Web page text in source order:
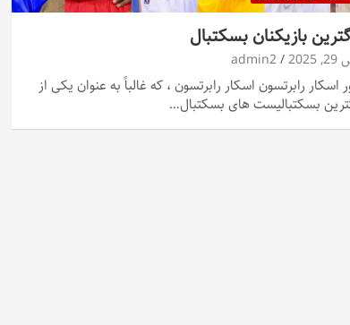
بازیکنان بسکتبال
admin2
اسکار رابرتسون اسکار رابرتسون ، که غالباً به عنوان یکی از
بسکتبالیست های بسکتبال…